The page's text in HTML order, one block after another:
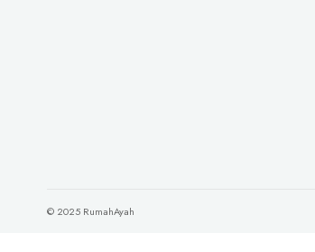
© 2025 RumahAyah